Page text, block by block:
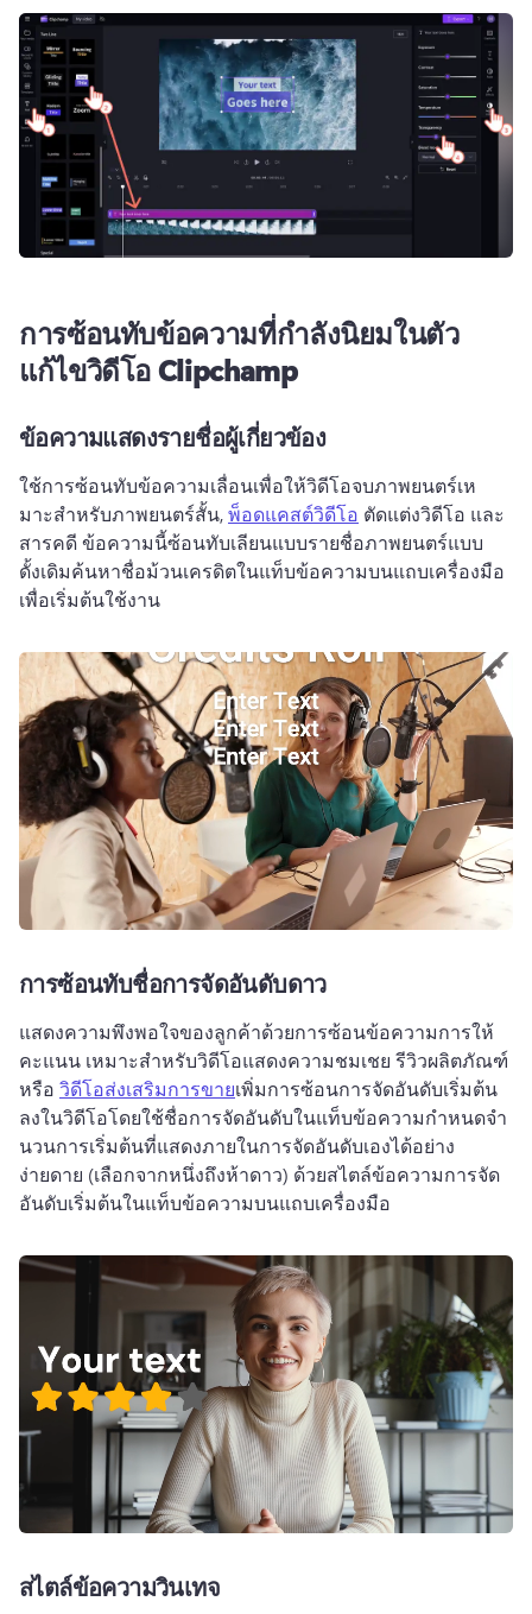
การซ้อนทับข้อความที่กําลังนิยมในตัว
แก้ไขวิดีโอ Clipchamp
ข้อความแสดงรายชื่อผู้เกี่ยวข้อง
ใช้การซ้อนทับข้อความเลื่อนเพื่อให้วิดีโอจบภาพยนตร์เห
มาะสําหรับภาพยนตร์สั้น, พ็อดแคสต์วิดีโอ ตัดแต่งวิดีโอ และ
สารคดี ข้อความนี้ซ้อนทับเลียนแบบรายชื่อภาพยนตร์แบบ
ดั้งเดิมค้นหาชื่อม้วนเครดิตในแท็บข้อความบนแถบเครื่องมือ
เพื่อเริ่มต้นใช้งาน
การซ้อนทับชื่อการจัดอันดับดาว
แสดงความพึงพอใจของลูกค้าด้วยการซ้อนข้อความการให้
คะแนน เหมาะสําหรับวิดีโอแสดงความชมเชย รีวิวผลิตภัณฑ์
หรือ วิดีโอส่งเสริมการขายเพิ่มการซ้อนการจัดอันดับเริ่มต้น
ลงในวิดีโอโดยใช้ชื่อการจัดอันดับในแท็บข้อความกําหนดจํา
นวนการเริ่มต้นที่แสดงภายในการจัดอันดับเองได้อย่าง
ง่ายดาย (เลือกจากหนึ่งถึงห้าดาว) ด้วยสไตล์ข้อความการจัด
อันดับเริ่มต้นในแท็บข้อความบนแถบเครื่องมือ
สไตล์ข้อความวินเทจ